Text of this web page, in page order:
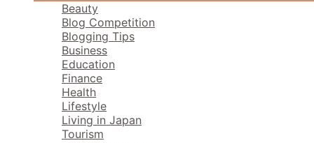
Beauty
Blog Competition
Blogging Tips
Business
Education
Finance
Health
Lifestyle
Living in Japan
Tourism